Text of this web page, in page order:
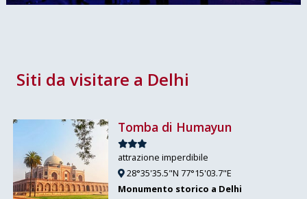
Siti da visitare a Delhi
Tomba di Humayun
attrazione imperdibile
28°35'35.5"N 77°15'03.7"E
Monumento storico a Delhi